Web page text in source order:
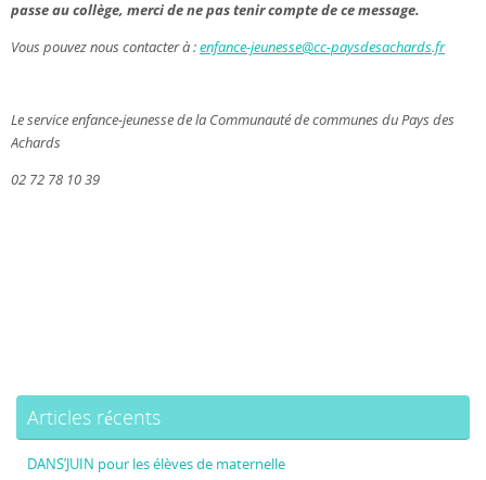
passe au collège, merci de ne pas tenir compte de ce message.
Vous pouvez nous contacter à:enfance-jeunesse@cc-paysdesachards.fr
Le service enfance-jeunesse de la Communauté de communes du Pays des
Achards
02 72 78 10 39
Articles récents
DANS’JUIN pour les élèves de maternelle